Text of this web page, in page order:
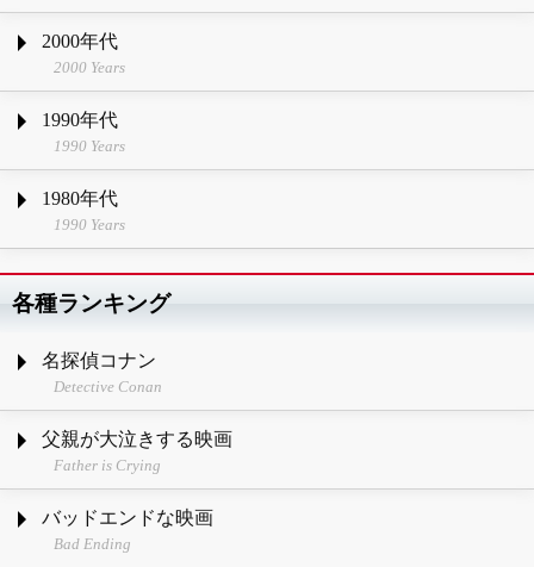
2000年代
2000 Years
1990年代
1990 Years
1980年代
1990 Years
各種ランキング
名探偵コナン
Detective Conan
父親が大泣きする映画
Father is Crying
バッドエンドな映画
Bad Ending